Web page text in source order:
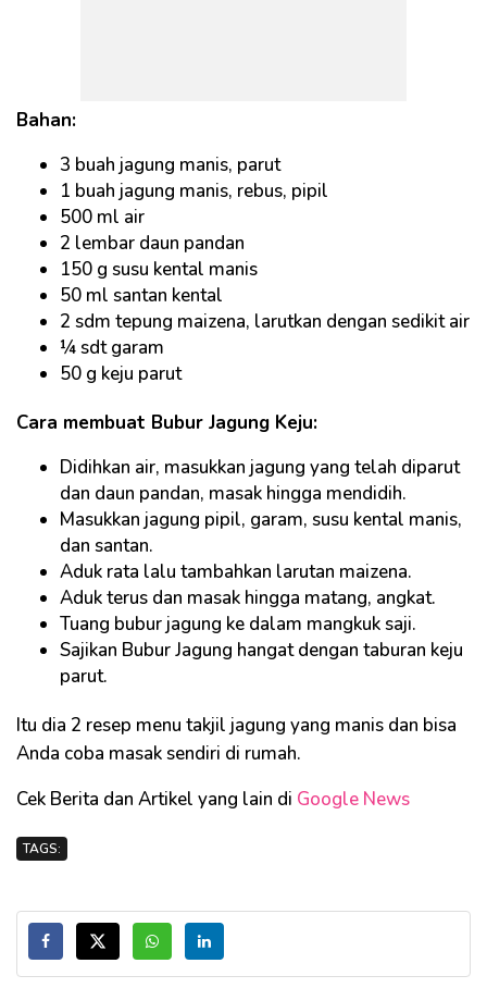
Bahan:
3 buah jagung manis, parut
1 buah jagung manis, rebus, pipil
500 ml air
2 lembar daun pandan
150 g susu kental manis
50 ml santan kental
2 sdm tepung maizena, larutkan dengan sedikit air
¼ sdt garam
50 g keju parut
Cara membuat Bubur Jagung Keju:
Didihkan air, masukkan jagung yang telah diparut
dan daun pandan, masak hingga mendidih.
Masukkan jagung pipil, garam, susu kental manis,
dan santan.
Aduk rata lalu tambahkan larutan maizena.
Aduk terus dan masak hingga matang, angkat.
Tuang bubur jagung ke dalam mangkuk saji.
Sajikan Bubur Jagung hangat dengan taburan keju
parut.
Itu dia 2 resep menu takjil jagung yang manis dan bisa
Anda coba masak sendiri di rumah.
Cek Berita dan Artikel yang lain di Google News
TAGS: